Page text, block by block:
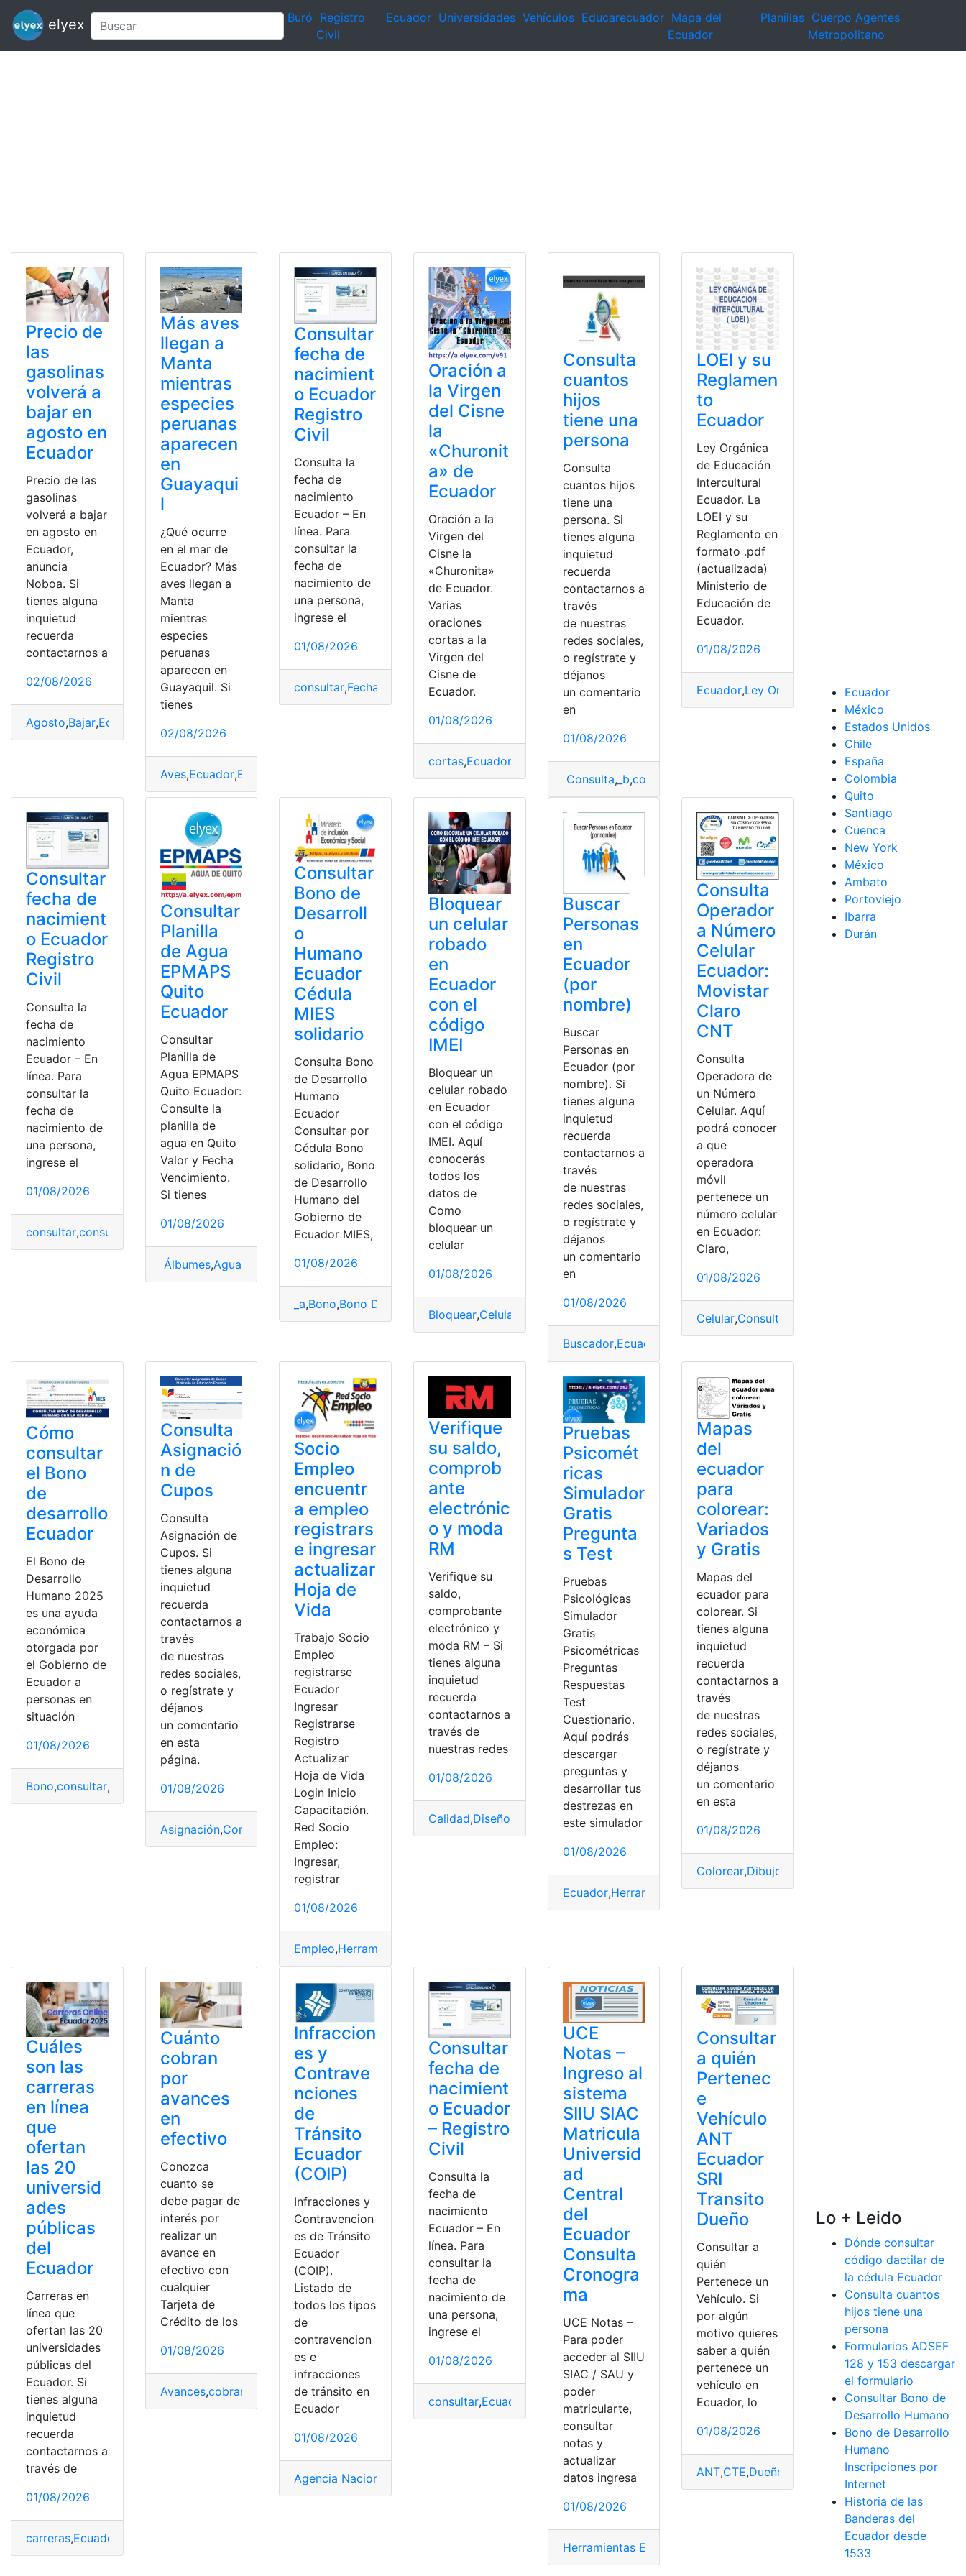
elyex Buró Registro
Civil
Ecuador Universidades Vehículos Educarecuador Mapa del
Ecuador
Planillas Cuerpo Agentes
Metropolitano
Precio de
las
gasolinas
volverá a
bajar en
agosto en
Ecuador
Precio de las
gasolinas
volverá a bajar
en agosto en
Ecuador,
anuncia
Noboa. Si
tienes alguna
inquietud
recuerda
contactarnos a
02/08/2026
Agosto,Bajar,Ecuador
Más aves
llegan a
Manta
mientras
especies
peruanas
aparecen
en
Guayaqui
l
¿Qué ocurre
en el mar de
Ecuador? Más
aves llegan a
Manta
mientras
especies
peruanas
aparecen en
Guayaquil. Si
tienes
02/08/2026
Aves,Ecuador,Especies
Consultar
fecha de
nacimient
o Ecuador
Registro
Civil
Consulta la
fecha de
nacimiento
Ecuador – En
línea. Para
consultar la
fecha de
nacimiento de
una persona,
ingrese el
01/08/2026
consultar,Fecha Fecha de Nacimiento Registro Civil
Oración a
la Virgen
del Cisne
la
«Churonit
a» de
Ecuador
Oración a la
Virgen del
Cisne la
«Churonita»
de Ecuador.
Varias
oraciones
cortas a la
Virgen del
Cisne de
Ecuador.
01/08/2026
cortas,Ecuador La Churonita,Oración,Virgen del Cisne
Consulta
cuantos
hijos
tiene una
persona
Consulta
cuantos hijos
tiene una
persona. Si
tienes alguna
inquietud
recuerda
contactarnos a
través
de nuestras
redes sociales,
o regístrate y
déjanos
un comentario
en
01/08/2026
Consulta, _b,consultar Hijo - Hija Personas
LOEI y su
Reglamen
to
Ecuador
Ley Orgánica
de Educación
Intercultural
Ecuador. La
LOEI y su
Reglamento en
formato .pdf
(actualizada)
Ministerio de
Educación de
Ecuador.
01/08/2026
Ecuador,Ley Orgánica de Educación Intercultural
Consultar
fecha de
nacimient
o Ecuador
Registro
Civil
Consulta la
fecha de
nacimiento
Ecuador – En
línea. Para
consultar la
fecha de
nacimiento de
una persona,
ingrese el
01/08/2026
consultar,consultar bono ,consultar cotizaciones Consultar Multas de Tránsito,consultar notas Consultar Número
Consultar
Planilla
de Agua
EPMAPS
Quito
Ecuador
Consultar
Planilla de
Agua EPMAPS
Quito Ecuador:
Consulte la
planilla de
agua en Quito
Valor y Fecha
Vencimiento.
Si tienes
01/08/2026
Álbumes,Agua Herramientas Ecuador
Consultar
Bono de
Desarroll
o
Humano
Ecuador
Cédula
MIES
solidario
Consulta Bono
de Desarrollo
Humano
Ecuador
Consultar por
Cédula Bono
solidario, Bono
de Desarrollo
Humano del
Gobierno de
Ecuador MIES,
01/08/2026
_a,Bono,Bono Desarrollo Humano Herramientas Ecuador
Bloquear
un celular
robado
en
Ecuador
con el
código
IMEI
Bloquear un
celular robado
en Ecuador
con el código
IMEI. Aquí
conocerás
todos los
datos de
Como
bloquear un
celular
01/08/2026
Bloquear,Celular
Buscar
Personas
en
Ecuador
(por
nombre)
Buscar
Personas en
Ecuador (por
nombre). Si
tienes alguna
inquietud
recuerda
contactarnos a
través
de nuestras
redes sociales,
o regístrate y
déjanos
un comentario
en
01/08/2026
Buscador,Ecuador
Consulta
Operador
a Número
Celular
Ecuador:
Movistar
Claro
CNT
Consulta
Operadora de
un Número
Celular. Aquí
podrá conocer
a que
operadora
móvil
pertenece un
número celular
en Ecuador:
Claro,
01/08/2026
Celular,Consultas
Cómo
consultar
el Bono
de
desarrollo
Ecuador
El Bono de
Desarrollo
Humano 2025
es una ayuda
económica
otorgada por
el Gobierno de
Ecuador a
personas en
situación
01/08/2026
Bono,consultar, Desarrollo,Ecuador
Consulta
Asignació
n de
Cupos
Consulta
Asignación de
Cupos. Si
tienes alguna
inquietud
recuerda
contactarnos a
través
de nuestras
redes sociales,
o regístrate y
déjanos
un comentario
en esta
página.
01/08/2026
Asignación,Consultas Cupos Ecuador
Socio
Empleo
encuentr
a empleo
registrars
e ingresar
actualizar
Hoja de
Vida
Trabajo Socio
Empleo
registrarse
Ecuador
Ingresar
Registrarse
Registro
Actualizar
Hoja de Vida
Login Inicio
Capacitación.
Red Socio
Empleo:
Ingresar,
registrar
01/08/2026
Empleo,Herramientas Ecuador
Verifique
su saldo,
comprob
ante
electrónic
o y moda
RM
Verifique su
saldo,
comprobante
electrónico y
moda RM – Si
tienes alguna
inquietud
recuerda
contactarnos a
través de
nuestras redes
01/08/2026
Calidad,Diseño Moda,moda RM
Pruebas
Psicomét
ricas
Simulador
Gratis
Pregunta
s Test
Pruebas
Psicológicas
Simulador
Gratis
Psicométricas
Preguntas
Respuestas
Test
Cuestionario.
Aquí podrás
descargar
preguntas y
desarrollar tus
destrezas en
este simulador
01/08/2026
Ecuador,Herramientas Ecuador,Preguntas test
Mapas
del
ecuador
para
colorear:
Variados
y Gratis
Mapas del
ecuador para
colorear. Si
tienes alguna
inquietud
recuerda
contactarnos a
través
de nuestras
redes sociales,
o regístrate y
déjanos
un comentario
en esta
01/08/2026
Colorear,Dibujos
Cuáles
son las
carreras
en línea
que
ofertan
las 20
universid
ades
públicas
del
Ecuador
Carreras en
línea que
ofertan las 20
universidades
públicas del
Ecuador. Si
tienes alguna
inquietud
recuerda
contactarnos a
través de
01/08/2026
carreras,Ecuador
Cuánto
cobran
por
avances
en
efectivo
Conozca
cuanto se
debe pagar de
interés por
realizar un
avance en
efectivo con
cualquier
Tarjeta de
Crédito de los
01/08/2026
Avances,cobran Ecuador,Efectivo,Simulador
Infraccion
es y
Contrave
nciones
de
Tránsito
Ecuador
(COIP)
Infracciones y
Contravencion
es de Tránsito
Ecuador
(COIP).
Listado de
todos los tipos
de
contravencion
es e
infracciones
de tránsito en
Ecuador
01/08/2026
Agencia Nacional de Tránsito Código Orgánico Integral Penal,Ecuador Infracciones y contravenciones tránsito
Consultar
fecha de
nacimient
o Ecuador
– Registro
Civil
Consulta la
fecha de
nacimiento
Ecuador – En
línea. Para
consultar la
fecha de
nacimiento de
una persona,
ingrese el
01/08/2026
consultar,Ecuador Fecha de Nacimiento Herramientas Ecuador Registro Civil
UCE
Notas –
Ingreso al
sistema
SIIU SIAC
Matricula
Universid
ad
Central
del
Ecuador
Consulta
Cronogra
ma
UCE Notas –
Para poder
acceder al SIIU
SIAC / SAU y
poder
matricularte,
consultar
notas y
actualizar
datos ingresa
01/08/2026
Herramientas Ecuador
Consultar
a quién
Pertenec
e
Vehículo
ANT
Ecuador
SRI
Transito
Dueño
Consultar a
quién
Pertenece un
Vehículo. Si
por algún
motivo quieres
saber a quién
pertenece un
vehículo en
Ecuador, lo
01/08/2026
ANT,CTE,Dueño Herramientas Ecuador,Vehiculo
Ecuador
México
Estados Unidos
Chile
España
Colombia
Quito
Santiago
Cuenca
New York
México
Ambato
Portoviejo
Ibarra
Durán
Lo + Leido
Dónde consultar
código dactilar de
la cédula Ecuador
Consulta cuantos
hijos tiene una
persona
Formularios ADSEF
128 y 153 descargar
el formulario
Consultar Bono de
Desarrollo Humano
Bono de Desarrollo
Humano
Inscripciones por
Internet
Historia de las
Banderas del
Ecuador desde
1533